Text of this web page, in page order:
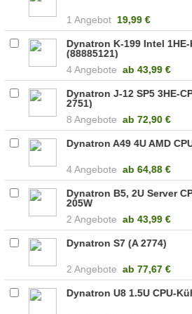
1 Angebot 19,99 €
Dynatron K-199 Intel
(88885121)
4 Angebote ab43,99 €
Dynatron J-12 SP5 3HE-
2751)
8 Angebote ab 72,90 €
Dynatron A49 4U AMD
4 Angebote ab 64,88 €
Dynatron B5, 2U Server
205W
2 Angebote ab43,99 €
Dynatron S7 (A 2774)
2 Angebote ab 77,67 €
Dynatron U8 1.5U CPU-